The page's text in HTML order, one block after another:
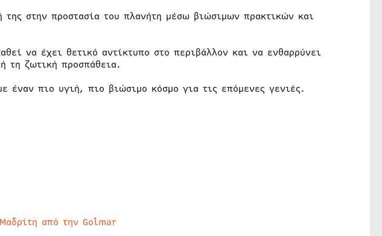
στην προστασία του πλανήτη μέσω βιώσιμων πρακτικών και
να έχει θετικό αντίκτυπο στο περιβάλλον και να ενθαρρύνει
τη ζωτική προσπάθεια.
έναν πιο υγιή, πιο βιώσιμο κόσμο για τις επόμενες γενιές.
από την Golmar